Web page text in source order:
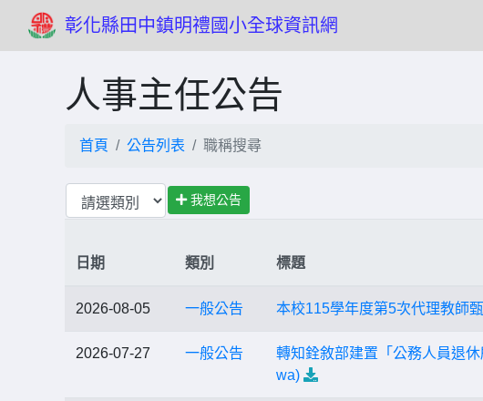
彰化縣田中鎮明禮國小全球資訊網
人事主任公告
首頁 公告列表 職稱搜尋
我想公告
日期 類別 標題
2026-08-05 一般公告 本校115學年度第5次代理教師
2026-07-27 一般公告
轉知銓敘部建置「公務人員退
wa)